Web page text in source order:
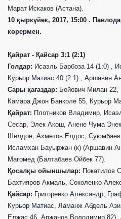
Марат Искаков (Астана).
10 қыркүйек, 2017, 15:00 .
көрермен.
Қайрат - Қайсар 3:1 (2:1)
Голдар: Исаэль Барбоза 14 (1:0) ,
Курьор Матиас 40 (2:1) , Аршавин
Сары қағаздар: Бойович Милан 22,
Камара Джон Банколе 55, Курьор
Қайрат: Плотников Владимир,
Сесар, Элек Акош, Анене Чума
Шелдон, Ахметов Елдос,
Исламхан Бауыржан (к) (Аршавин
Магомед (Балтабаев Ойбек 77).
Қосалқы ойыншылар: Покатилов
Бахтияров Акмаль, Соколенко
Қайсар: Григоренко Александр,
Курьор Матиас, Ламанж Абдель
Елжас 46, Аржанов Володимир